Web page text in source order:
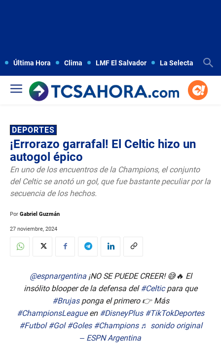
Última Hora Clima LMF El Salvador La Selecta
DEPORTES
¡Errorazo garrafal! El Celtic hizo un
autogol épico
En uno de los encuentros de la Champions, el conjunto
del Celtic se anotó un gol, que fue bastante peculiar por la
secuencia de los hechos.
Por Gabriel Guzmán
27 noviembre, 2024
@espnargentina¡NO SE PUEDE CREER! 😅🔥 El
insólito blooper de la defensa del#Celticpara que
#Brujasponga el primero 👉 Más
#ChampionsLeagueen #DisneyPlus #TikTokDeportes
#Futbol #Gol #Goles #Champions ♬ sonido original
– ESPN Argentina